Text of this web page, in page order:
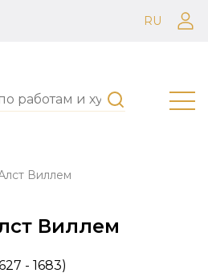
RU
Виллем
Виллем
- 1683)